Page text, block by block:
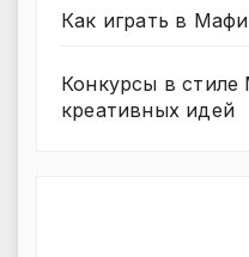
Как играть в
Конкурсы в стиле
креативных идей